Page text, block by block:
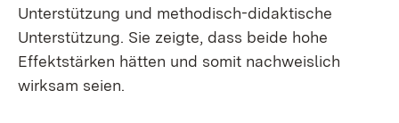
Unterstützung und methodisch-didaktische
Unterstützung. Sie zeigte, dass beide hohe
Effektstärken hätten und somit nachweislich
wirksam seien.